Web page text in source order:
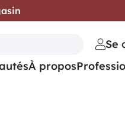
Se
À propos